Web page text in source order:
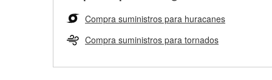
Compra suministros para huracanes
Compra suministros para tornados